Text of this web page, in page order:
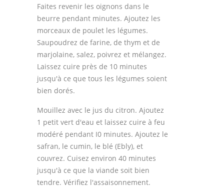
Faites revenir les oignons dans le
beurre pendant minutes. Ajoutez les
morceaux de poulet les légumes.
Saupoudrez de farine, de thym et de
marjolaine, salez, poivrez et mélangez.
Laissez cuire près de 10 minutes
jusqu'à ce que tous les légumes soient
bien dorés.
Mouillez avec le jus du citron. Ajoutez
1 petit vert d'eau et laissez cuire à feu
modéré pendant I0 minutes. Ajoutez le
safran, le cumin, le blé (Ebly), et
couvrez. Cuisez environ 40 minutes
jusqu'à ce que la viande soit bien
tendre. Vérifiez l'assaisonnement.